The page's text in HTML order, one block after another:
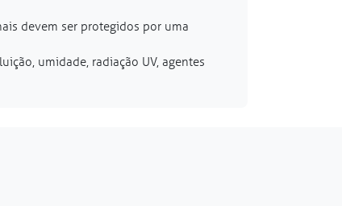
devem ser protegidos por uma
umidade, radiação UV, agentes